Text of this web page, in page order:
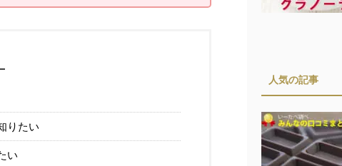
りたい
い
人気の記事